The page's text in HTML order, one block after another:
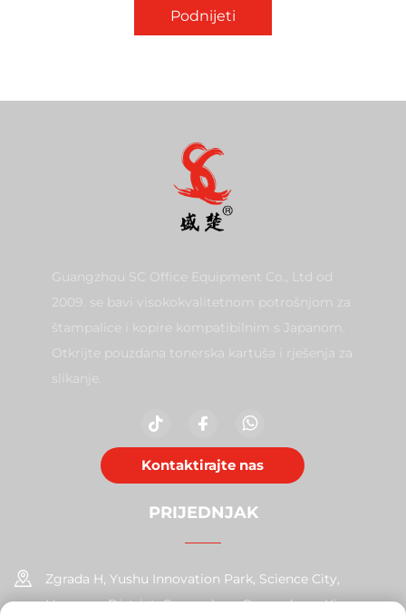
Podnijeti
Guangzhou SC Office Equipment Co., Ltd od
2009. se bavi visokokvalitetnom potrošnjom za
štampalice i kopire kompatibilnim s Japanom.
Otkrijte pouzdana tonerska kartuša i rješenja za
slikanje.
Kontaktirajte nas
PRIJEDNJAK
Zgrada H, Yushu Innovation Park, Science City,
Huangpu District, Guangzhou, Guangdong, Kina